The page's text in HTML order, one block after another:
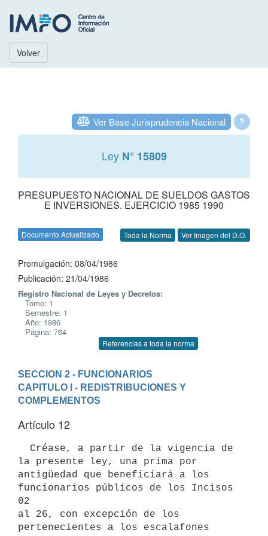
Volver
?
Ver Base Jurisprudencia Nacional
Ley N° 15809
PRESUPUESTO NACIONAL DE SUELDOS GASTOS
E INVERSIONES. EJERCICIO 1985 1990
Documento Actualizado Toda la Norma Ver Imagen del D.O.
Promulgación: 08/04/1986
Publicación: 21/04/1986
Registro Nacional de Leyes y Decretos:
Tomo: 1
Semestre: 1
Año: 1986
Página: 764
Referencias a toda la norma
SECCION 2 - FUNCIONARIOS
CAPITULO I - REDISTRIBUCIONES Y
COMPLEMENTOS
Artículo 12
la presente ley, una prima por
antigüedad que beneficiará a los
funcionarios públicos de los Incisos
02
al 26, con excepción de los
pertenecientes a los escalafones